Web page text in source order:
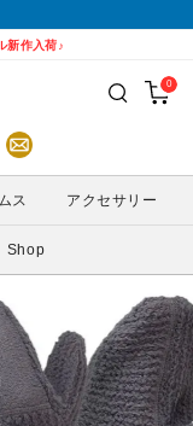
新作入荷♪
0
ス アクセサリー
Shop